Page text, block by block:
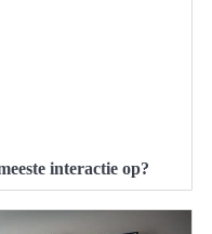
interactie op?